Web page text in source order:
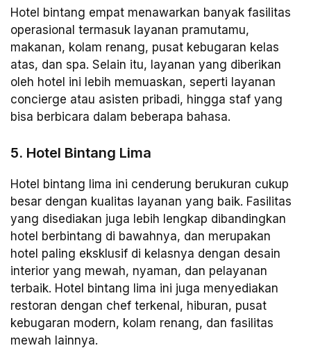
Hotel bintang empat menawarkan banyak fasilitas
operasional termasuk layanan pramutamu,
makanan, kolam renang, pusat kebugaran kelas
atas, dan spa. Selain itu, layanan yang diberikan
oleh hotel ini lebih memuaskan, seperti layanan
concierge atau asisten pribadi, hingga staf yang
bisa berbicara dalam beberapa bahasa.
5. Hotel Bintang Lima
Hotel bintang lima ini cenderung berukuran cukup
besar dengan kualitas layanan yang baik. Fasilitas
yang disediakan juga lebih lengkap dibandingkan
hotel berbintang di bawahnya, dan merupakan
hotel paling eksklusif di kelasnya dengan desain
interior yang mewah, nyaman, dan pelayanan
terbaik. Hotel bintang lima ini juga menyediakan
restoran dengan chef terkenal, hiburan, pusat
kebugaran modern, kolam renang, dan fasilitas
mewah lainnya.